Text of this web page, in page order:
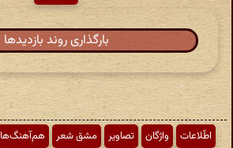
بارگذاری روند بازدیدها
اطّلاعات واژگان تصاویر مشق شعر هم‌آهنگ‌ها